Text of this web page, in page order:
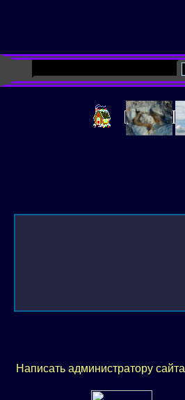
Написать администратору сайта